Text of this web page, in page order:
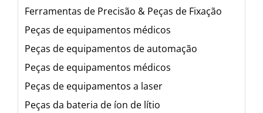
Ferramentas de Precisão & Peças de Fixação
Peças de equipamentos médicos
Peças de equipamentos de automação
Peças de equipamentos médicos
Peças de equipamentos a laser
Peças da bateria de íon de lítio